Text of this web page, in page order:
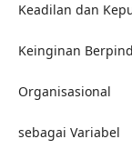
Keadilan dan
Keinginan
Organisasional
sebagai Variabel